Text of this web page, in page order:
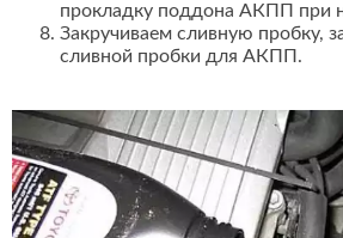
прокладку поддона АКПП при
Закручиваем сливную пробку,
сливной пробки для АКПП.